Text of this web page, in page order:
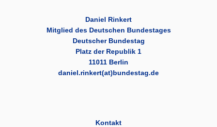
Daniel Rinkert
Mitglied des Deutschen Bundestages
Deutscher Bundestag
Platz der Republik 1
11011 Berlin
daniel.rinkert(at)bundestag.de
Kontakt